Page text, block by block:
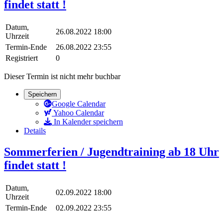
findet statt !
Datum,
Uhrzeit
26.08.2022 18:00
Termin-Ende
26.08.2022 23:55
Registriert
0
Dieser Termin ist nicht mehr buchbar
Speichern
Google Calendar
Yahoo Calendar
In Kalender speichern
Details
Sommerferien / Jugendtraining ab 18 Uhr
findet statt !
Datum,
Uhrzeit
02.09.2022 18:00
Termin-Ende
02.09.2022 23:55